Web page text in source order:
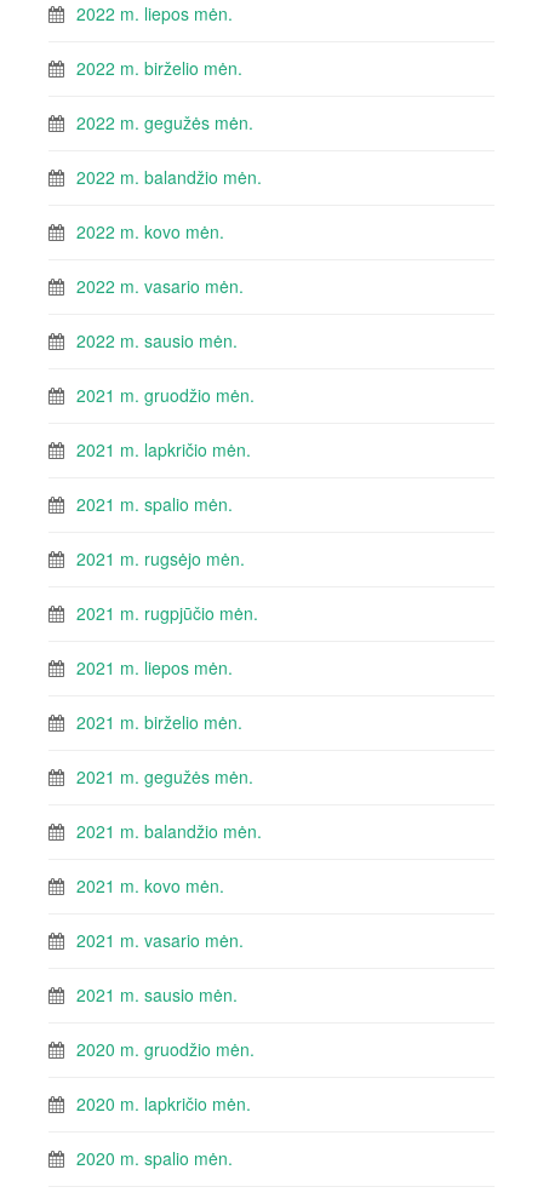
2022 m. liepos mėn.
2022 m. birželio mėn.
2022 m. gegužės mėn.
2022 m. balandžio mėn.
2022 m. kovo mėn.
2022 m. vasario mėn.
2022 m. sausio mėn.
2021 m. gruodžio mėn.
2021 m. lapkričio mėn.
2021 m. spalio mėn.
2021 m. rugsėjo mėn.
2021 m. rugpjūčio mėn.
2021 m. liepos mėn.
2021 m. birželio mėn.
2021 m. gegužės mėn.
2021 m. balandžio mėn.
2021 m. kovo mėn.
2021 m. vasario mėn.
2021 m. sausio mėn.
2020 m. gruodžio mėn.
2020 m. lapkričio mėn.
2020 m. spalio mėn.